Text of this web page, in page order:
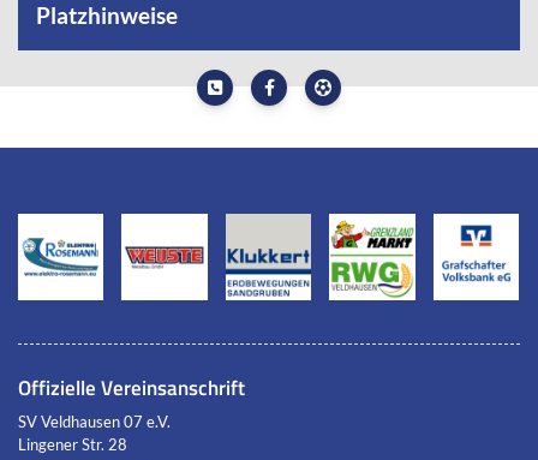
Platzhinweise
Offizielle Vereinsanschrift
SV Veldhausen 07 e.V.
Lingener Str. 28